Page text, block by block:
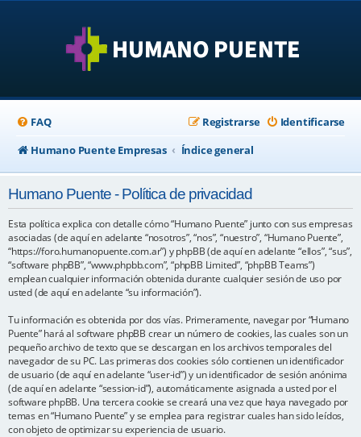
FAQ Identificarse
Registrarse
Humano Puente Empresas
Índice general
Humano Puente - Política de privacidad
Esta política explica con detalle cómo “Humano Puente” junto con sus empresas
asociadas (de aquí en adelante “nosotros”, “nos”, “nuestro”, “Humano Puente”,
“https://foro.humanopuente.com.ar”) y phpBB (de aquí en adelante “ellos”, “sus”,
“software phpBB”, “www.phpbb.com”, “phpBB Limited”, “phpBB Teams”)
emplean cualquier información obtenida durante cualquier sesión de uso por
usted (de aquí en adelante “su información”).
Tu información es obtenida por dos vías. Primeramente, navegar por “Humano
Puente” hará al software phpBB crear un número de cookies, las cuales son un
pequeño archivo de texto que se descargan en los archivos temporales del
navegador de su PC. Las primeras dos cookies sólo contienen un identificador
de usuario (de aquí en adelante “user-id”) y un identificador de sesión anónima
(de aquí en adelante “session-id”), automáticamente asignada a usted por el
software phpBB. Una tercera cookie se creará una vez que haya navegado por
temas en “Humano Puente” y se emplea para registrar cuales han sido leídos,
con objeto de optimizar su experiencia de usuario.